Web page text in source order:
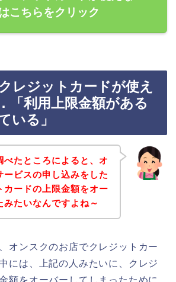
こちらをクリック
レジットカードが使え
「利用上限金額がある
いる」
べたところによると、オ
ービスの申し込みをした
カードの上限金額をオー
たいなんですよね～
オンスクのお店でクレジットカー
には、上記の人みたいに、クレジ
額をオーバーしてしまったために